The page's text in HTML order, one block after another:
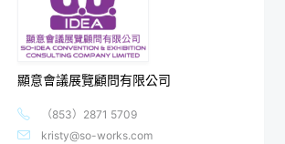
顯意會議展覽顧問有限公司
（853）2871 5709
kristy@so-works.com